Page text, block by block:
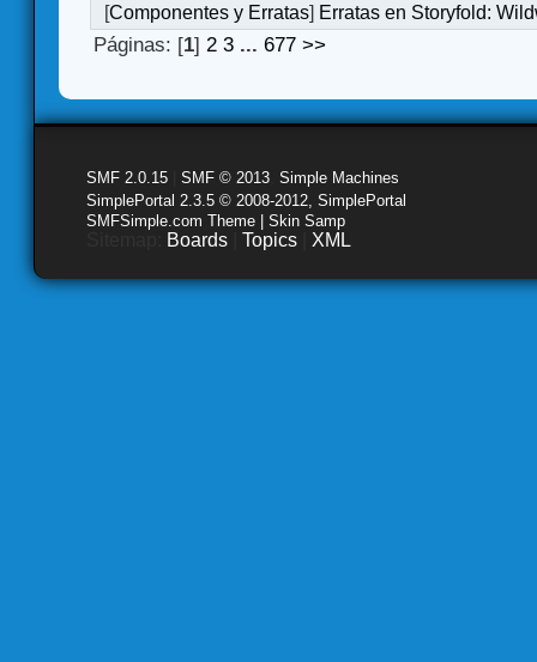
[Componentes y Erratas] Erratas en Storyfold:
Páginas: [1]2 3 ...677 >>
SMF 2.0.15 SMF © 2013 Simple Machines
SimplePortal 2.3.5 © 2008-2012, SimplePortal
SMFSimple.com Theme | Skin Samp
Boards Topics XML